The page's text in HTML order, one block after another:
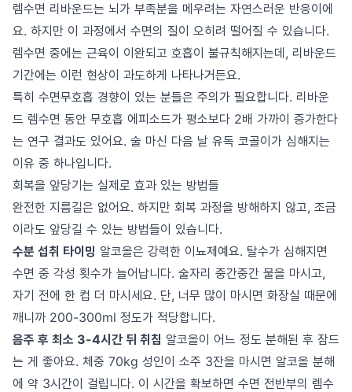
렘수면 리바운드는 뇌가 부족분을 메우려는 자연스러운 반응이에
요. 하지만 이 과정에서 수면의 질이 오히려 떨어질 수 있습니다.
렘수면 중에는 근육이 이완되고 호흡이 불규칙해지는데, 리바운드
기간에는 이런 현상이 과도하게 나타나거든요.
특히 수면무호흡 경향이 있는 분들은 주의가 필요합니다. 리바운
드 렘수면 동안 무호흡 에피소드가 평소보다 2배 가까이 증가한다
는 연구 결과도 있어요. 술 마신 다음 날 유독 코골이가 심해지는
이유 중 하나입니다.
회복을 앞당기는 실제로 효과 있는 방법들
완전한 지름길은 없어요. 하지만 회복 과정을 방해하지 않고, 조금
이라도 앞당길 수 있는 방법들이 있습니다.
수분 섭취 타이밍 알코올은 강력한 이뇨제예요. 탈수가 심해지면
수면 중 각성 횟수가 늘어납니다. 술자리 중간중간 물을 마시고,
자기 전에 한 컵 더 마시세요. 단, 너무 많이 마시면 화장실 때문에
깨니까 200-300ml 정도가 적당합니다.
음주 후 최소 3-4시간 뒤 취침 알코올이 어느 정도 분해된 후 잠드
는 게 좋아요. 체중 70kg 성인이 소주 3잔을 마시면 알코올 분해
에 약 3시간이 걸립니다. 이 시간을 확보하면 수면 전반부의 렘수